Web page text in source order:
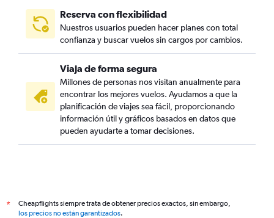
Reserva con flexibilidad
Nuestros usuarios pueden hacer planes con total
confianza y buscar vuelos sin cargos por cambios.
Viaja de forma segura
Millones de personas nos visitan anualmente para
encontrar los mejores vuelos. Ayudamos a que la
planificación de viajes sea fácil, proporcionando
información útil y gráficos basados en datos que
pueden ayudarte a tomar decisiones.
*
Cheapflights siempre trata de obtener precios exactos, sin embargo,
los precios no están garantizados.